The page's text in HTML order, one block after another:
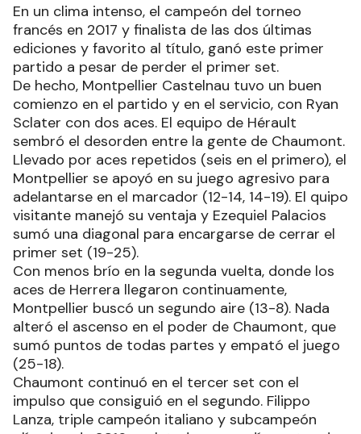
En un clima intenso, el campeón del torneo
francés en 2017 y finalista de las dos últimas
ediciones y favorito al título, ganó este primer
partido a pesar de perder el primer set.
De hecho, Montpellier Castelnau tuvo un buen
comienzo en el partido y en el servicio, con Ryan
Sclater con dos aces. El equipo de Hérault
sembró el desorden entre la gente de Chaumont.
Llevado por aces repetidos (seis en el primero), el
Montpellier se apoyó en su juego agresivo para
adelantarse en el marcador (12-14, 14-19). El quipo
visitante manejó su ventaja y Ezequiel Palacios
sumó una diagonal para encargarse de cerrar el
primer set (19-25).
Con menos brío en la segunda vuelta, donde los
aces de Herrera llegaron continuamente,
Montpellier buscó un segundo aire (13-8). Nada
alteró el ascenso en el poder de Chaumont, que
sumó puntos de todas partes y empató el juego
(25-18).
Chaumont continuó en el tercer set con el
impulso que consiguió en el segundo. Filippo
Lanza, triple campeón italiano y subcampeón